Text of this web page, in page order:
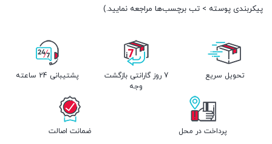
پیکربندی پوسته > تب برچسب‌ها مراجعه نمایید.)
تحویل سریع
7 روز گارانتی بازگشت
وجه
پشتیبانی 24 ساعته
پرداخت در محل ضمانت اصالت